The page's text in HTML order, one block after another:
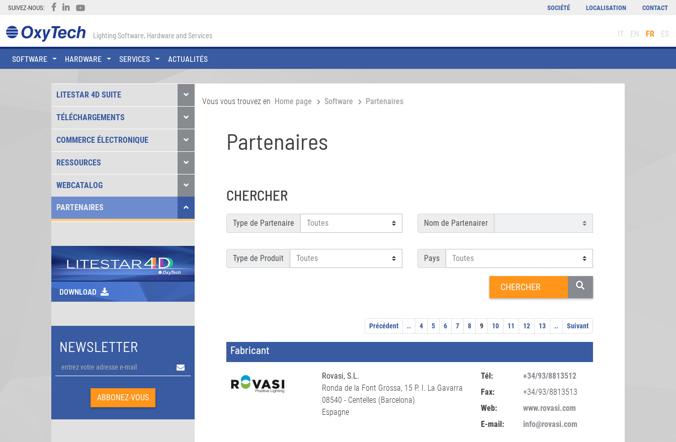
SUIVEZ-NOUS:
IT EN FR ES
Lighting Software, Hardware and Services
SOFTWARE HARDWARE SERVICES ACTUALITÉS
SOCIÉTÉ LOCALISATION CONTACT
Vous vous trouvez en Home page Software Partenaires
Partenaires
CHERCHER
Type de Partenaire Nom de Partenairer
Type de Produit Pays
Précédent .. 4 5 6 7 8 9 10 11 12 13 .. Suivant
Fabricant
Rovasi, S.L.
Ronda de la Font Grossa, 15 P. I. La Gavarra
08540 - Centelles (Barcelona)
Espagne
Tél:
+34/93/8813512
Fax:
+34/93/8813513
Web:
www.rovasi.com
E-mail:
info@rovasi.com
LITESTAR 4D SUITE
TÉLÉCHARGEMENTS
COMMERCE ÉLECTRONIQUE
RESSOURCES
WEBCATALOG
PARTENAIRES
DOWNLOAD
NEWSLETTER